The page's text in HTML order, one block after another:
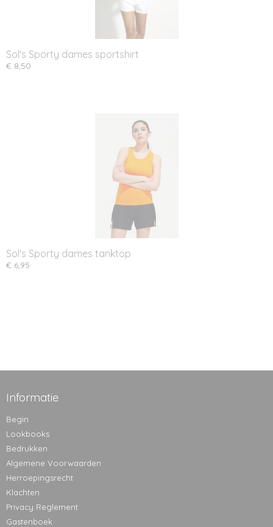
Sol's Sporty dames sportshirt
€ 8,50
Sol's Sporty dames tanktop
€ 6,95
Informatie
Begin
Lookbooks
Bedrukken
Algemene Voorwaarden
Herroepingsrecht
Klachten
Privacy Reglement
Gastenboek